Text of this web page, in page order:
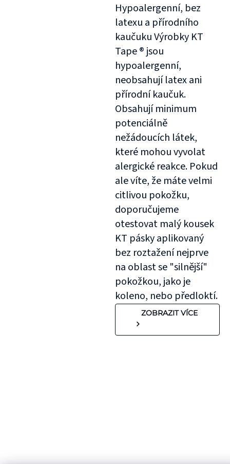
Hypoalergenní, bez
latexu a přírodního
kaučuku Výrobky KT
Tape ® jsou
hypoalergenní,
neobsahují latex ani
přírodní kaučuk.
Obsahují minimum
potenciálně
nežádoucích látek,
které mohou vyvolat
alergické reakce. Pokud
ale víte, že máte velmi
citlivou pokožku,
doporučujeme
otestovat malý kousek
KT pásky aplikovaný
bez roztažení nejprve
na oblast se "silnější"
pokožkou, jako je
koleno, nebo předloktí.
ZOBRAZIT VÍCE